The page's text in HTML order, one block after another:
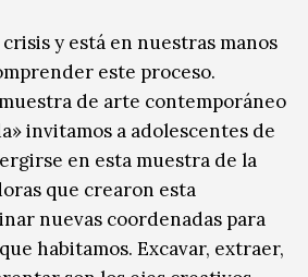
y está en nuestras manos
este proceso.
de arte contemporáneo
invitamos a adolescentes de
en esta muestra de la
que crearon esta
nuevas coordenadas para
habitamos. Excavar, extraer,